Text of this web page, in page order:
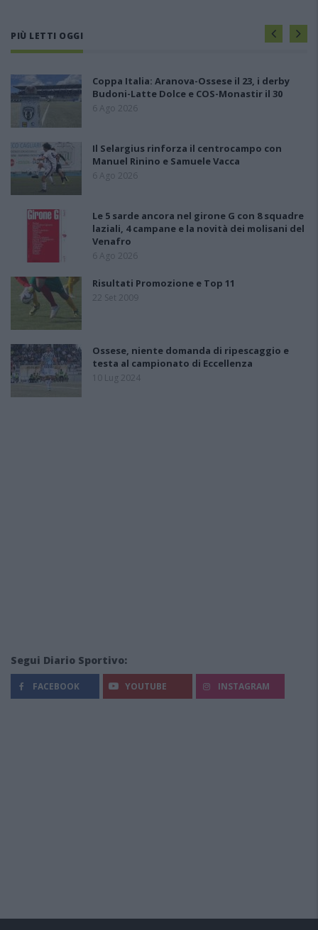
PIÙ LETTI OGGI
Coppa Italia: Aranova-Ossese il 23, i derby
Budoni-Latte Dolce e COS-Monastir il 30
6 Ago 2026
Il Selargius rinforza il centrocampo con
Manuel Rinino e Samuele Vacca
6 Ago 2026
Le 5 sarde ancora nel girone G con 8 squadre
laziali, 4 campane e la novità dei molisani del
Venafro
6 Ago 2026
Risultati Promozione e Top 11
22 Set 2009
Ossese, niente domanda di ripescaggio e
testa al campionato di Eccellenza
10 Lug 2024
Segui Diario Sportivo:
FACEBOOK YOUTUBE INSTAGRAM